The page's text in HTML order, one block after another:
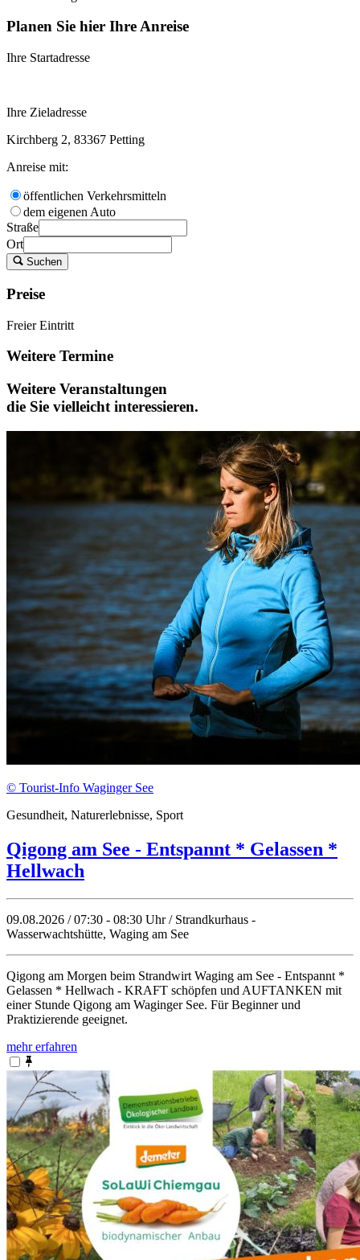
Planen Sie hier Ihre Anreise
Ihre Startadresse
Ihre Zieladresse
Kirchberg 2, 83367 Petting
Anreise mit:
öffentlichen Verkehrsmitteln
dem eigenen Auto
Straße
Ort
Suchen
Preise
Freier Eintritt
Weitere Termine
Weitere Veranstaltungen
die Sie vielleicht interessieren.
© Tourist-Info Waginger See
Gesundheit, Naturerlebnisse, Sport
Qigong am See - Entspannt * Gelassen *
Hellwach
09.08.2026 / 07:30 - 08:30 Uhr / Strandkurhaus -
Wasserwachtshütte, Waging am See
Qigong am Morgen beim Strandwirt Waging am See - Entspannt *
Gelassen * Hellwach - KRAFT schöpfen und AUFTANKEN mit
einer Stunde Qigong am Waginger See. Für Beginner und
Praktizierende geeignet.
mehr erfahren